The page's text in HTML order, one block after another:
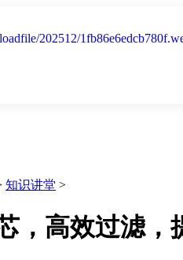
知识讲堂 >
，高效过滤，